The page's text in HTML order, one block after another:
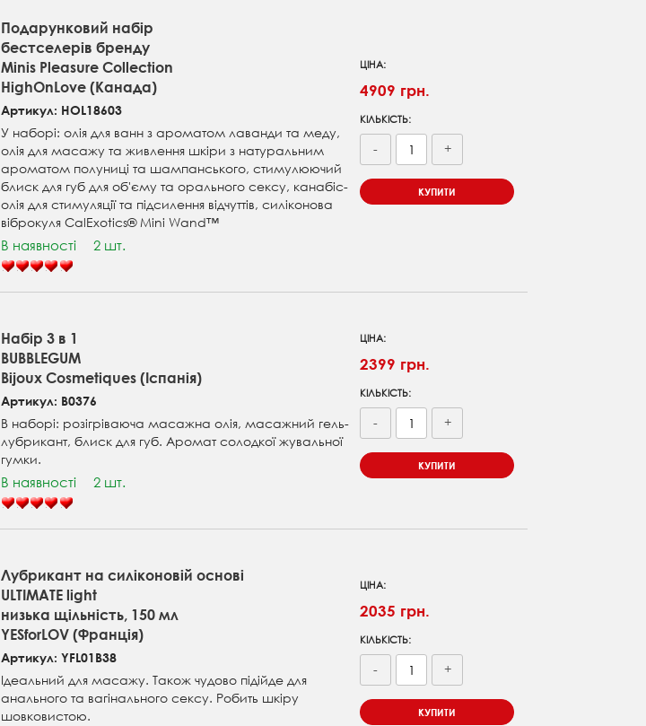
Подарунковий набір
бестселерів бренду
Minis Pleasure Collection
HighOnLove (Канада)
Артикул: HOL18603
У наборі: олія для ванн з ароматом лаванди та меду,
олія для масажу та живлення шкіри з натуральним
ароматом полуниці та шампанського, стимулюючий
блиск для губ для об'єму та орального сексу, канабіс-
олія для стимуляції та підсилення відчуттів, силіконова
віброкуля CalExotics® Mini Wand™
В наявності 2 шт.
ЦІНА:
4909 грн.
КІЛЬКІСТЬ:
- +
КУПИТИ
Набір 3 в 1
BUBBLEGUM
Bijoux Cosmetiques (Іспанія)
Артикул: B0376
В наборі: розігріваюча масажна олія, масажний гель-
лубрикант, блиск для губ. Аромат солодкої жувальної
гумки.
В наявності 2 шт.
ЦІНА:
2399 грн.
КІЛЬКІСТЬ:
- +
КУПИТИ
Лубрикант на силіконовій основі
ULTIMATE light
низька щільність, 150 мл
YESforLOV (Франція)
Артикул: YFL01B38
Ідеальний для масажу. Також чудово підійде для
анального та вагінального сексу. Робить шкіру
шовковистою.
ЦІНА:
2035 грн.
КІЛЬКІСТЬ:
- +
КУПИТИ